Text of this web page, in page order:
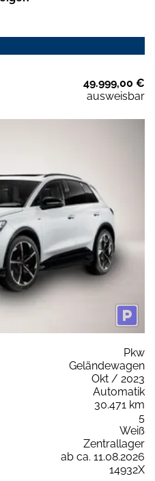
49.999,00 €
ausweisbar
Pkw
Geländewagen
Okt / 2023
Automatik
30.471 km
5
Weiß
Zentrallager
ab ca. 11.08.2026
14932X